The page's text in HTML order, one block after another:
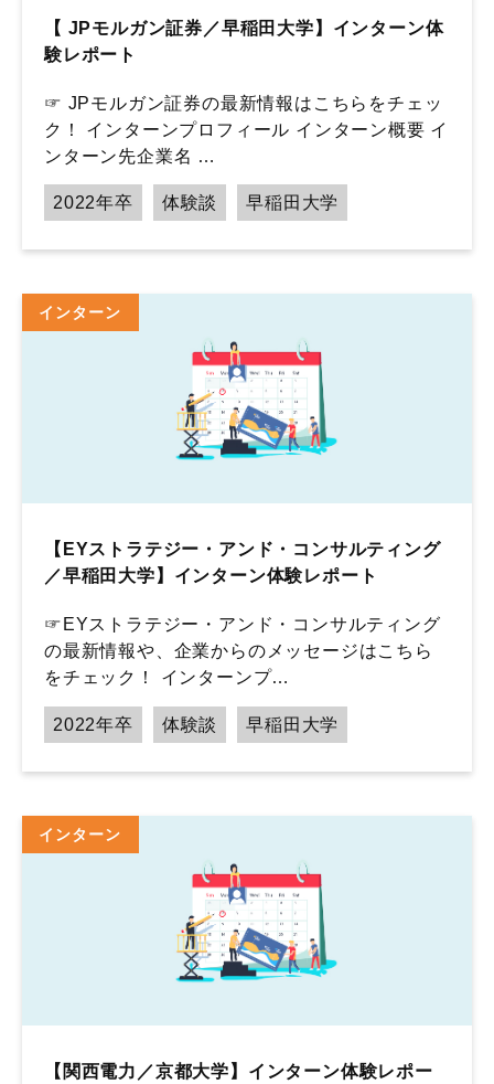
【 JPモルガン証券／早稲田大学】インターン体
験レポート
☞ JPモルガン証券の最新情報はこちらをチェッ
ク！ インターンプロフィール インターン概要 イ
ンターン先企業名 …
2022年卒 体験談 早稲田大学
インターン
【EYストラテジー・アンド・コンサルティング
／早稲田大学】インターン体験レポート
☞EYストラテジー・アンド・コンサルティング
の最新情報や、企業からのメッセージはこちら
をチェック！ インターンプ…
2022年卒 体験談 早稲田大学
インターン
【関西電力／京都大学】インターン体験レポー